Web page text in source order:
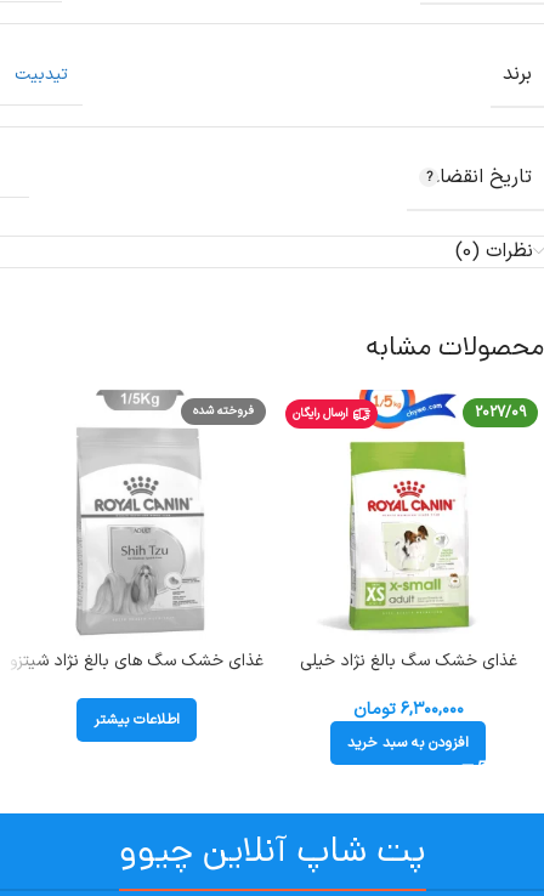
برند تیدبیت
تاریخ انقضاء
نظرات (0)
محصولات مشابه
2027/09 ارسال رایگان
غذای خشک سگ بالغ نژاد خیلی
(تا وزن 4 کیلوگرم) Royal Canin X-۶,۳۰۰,۰۰۰ تومان
افزودن به سبد خرید
فروخته شده
غذای خشک سگ های بالغ نژاد شیتزو
کیلوگرم
اطلاعات بیشتر
پت شاپ آنلاین چیوو